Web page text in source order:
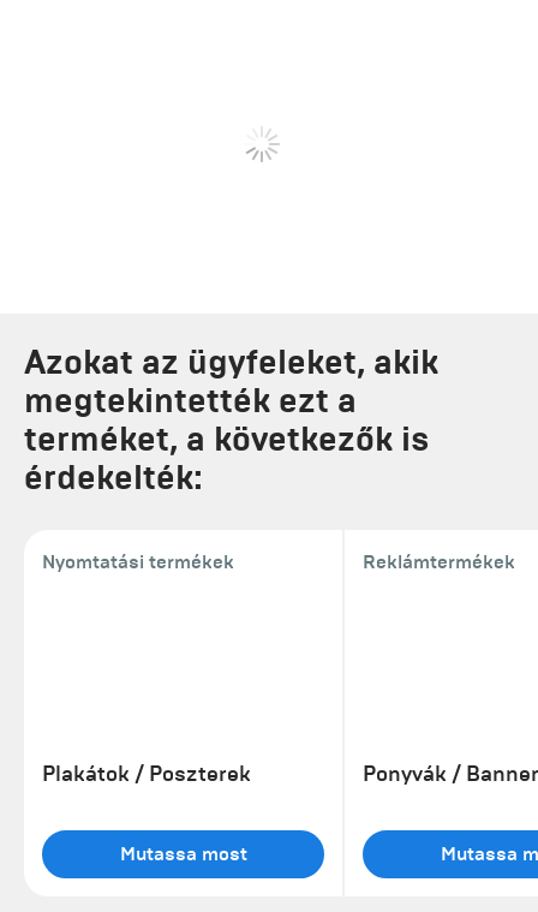
Azokat az ügyfeleket, akik
megtekintették ezt a
terméket, a következők is
érdekelték:
Nyomtatási termékek
Plakátok / Poszterek
Mutassa most
Reklámtermékek
Ponyvák /
Mutassa